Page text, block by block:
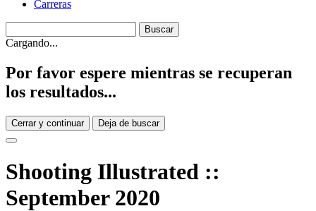
Carreras
Cargando...
Por favor espere mientras se recuperan
los resultados...
Cerrar y continuar Deja de buscar
Shooting Illustrated ::
September 2020